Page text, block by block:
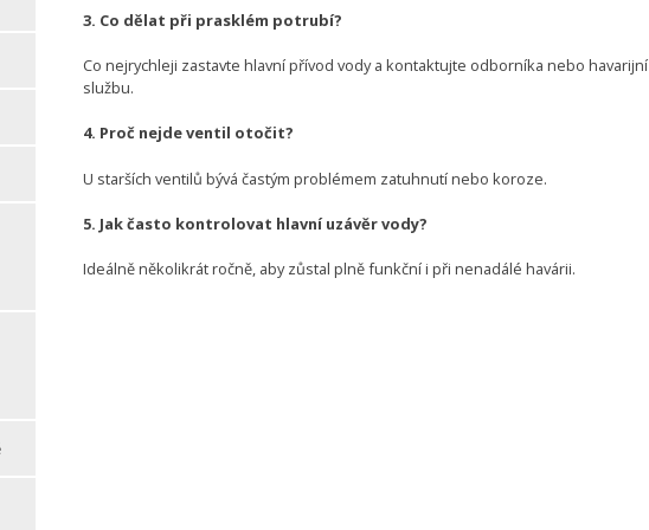
3. Co dělat při prasklém potrubí?
Co nejrychleji zastavte hlavní přívod vody a kontaktujte odborníka nebo havarijní
službu.
4. Proč nejde ventil otočit?
U starších ventilů bývá častým problémem zatuhnutí nebo koroze.
5. Jak často kontrolovat hlavní uzávěr vody?
Ideálně několikrát ročně, aby zůstal plně funkční i při nenadálé havárii.